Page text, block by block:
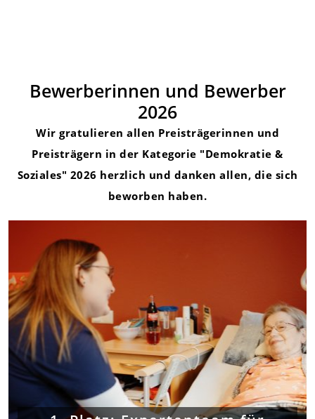
Bewerberinnen und Bewerber
2026
Wir gratulieren allen Preisträgerinnen und
Preisträgern in der Kategorie "Demokratie &
Soziales" 2026 herzlich und danken allen, die sich
beworben haben.